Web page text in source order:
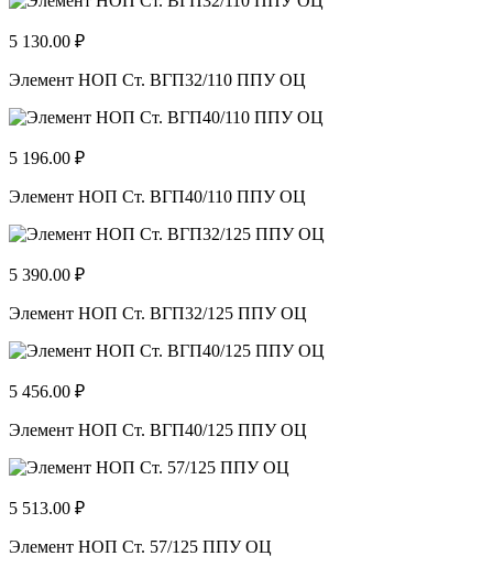
5 130.00 ₽
Элемент НОП Ст. ВГП32/110 ППУ ОЦ
5 196.00 ₽
Элемент НОП Ст. ВГП40/110 ППУ ОЦ
5 390.00 ₽
Элемент НОП Ст. ВГП32/125 ППУ ОЦ
5 456.00 ₽
Элемент НОП Ст. ВГП40/125 ППУ ОЦ
5 513.00 ₽
Элемент НОП Ст. 57/125 ППУ ОЦ